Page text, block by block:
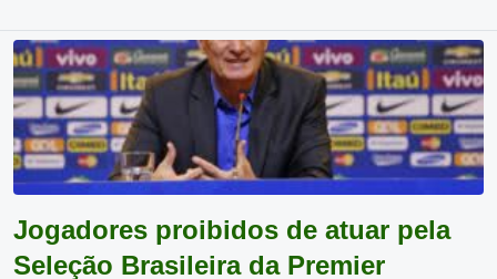
Jogadores proibidos de atuar pela
Seleção Brasileira da Premier